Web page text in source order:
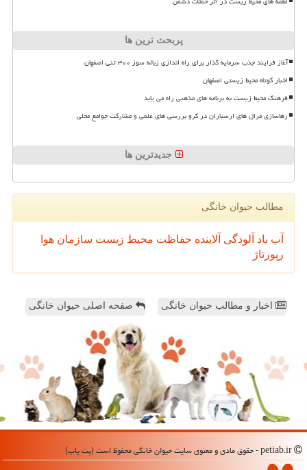
پربحث ترین ها
آغاز فرایند جذب سرمایه گذار برای راه اندازی زباله سوز ۳۰۰ تنی اصفهان
اخبار کوتاه محیط زیستی اصفهان
فرهنگ محیط زیست به برنامه های مذهبی راه می یابد
رهاسازی مرال های ارسباران در گرو بررسی های علمی و مشارکت جوامع محلی
جدیدترین ها
مطالب حیوان خانگی
آب باد آلودگی آلاینده حفاظت محیط زیست سازمان هوا
رپورتاژ
اخبار و مطالب حیوان خانگی صفحه اصلی حیوان خانگی